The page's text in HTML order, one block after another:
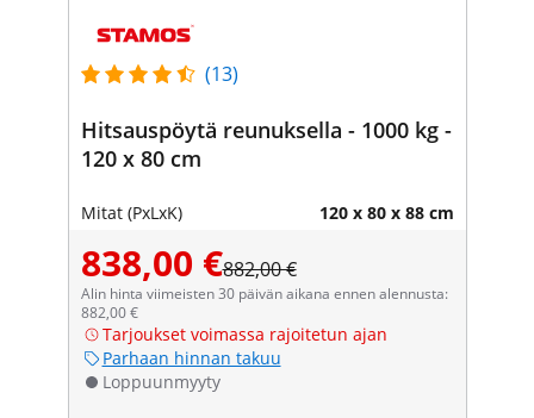
(13)
Hitsauspöytä reunuksella - 1000 kg -
120 x 80 cm
Mitat (PxLxK) 120 x 80 x 88 cm
838,00 €882,00 €
Alin hinta viimeisten 30 päivän aikana ennen alennusta:
882,00 €
Tarjoukset voimassa rajoitetun ajan
Parhaan hinnan takuu
Loppuunmyyty